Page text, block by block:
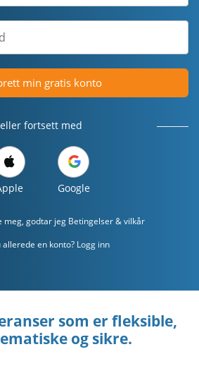
min gratis konto
eller fortsett med
Google
meg, godtar jeg Betingelser & vilkår
allerede en konto? Logg inn
som er fleksible,
og sikre.